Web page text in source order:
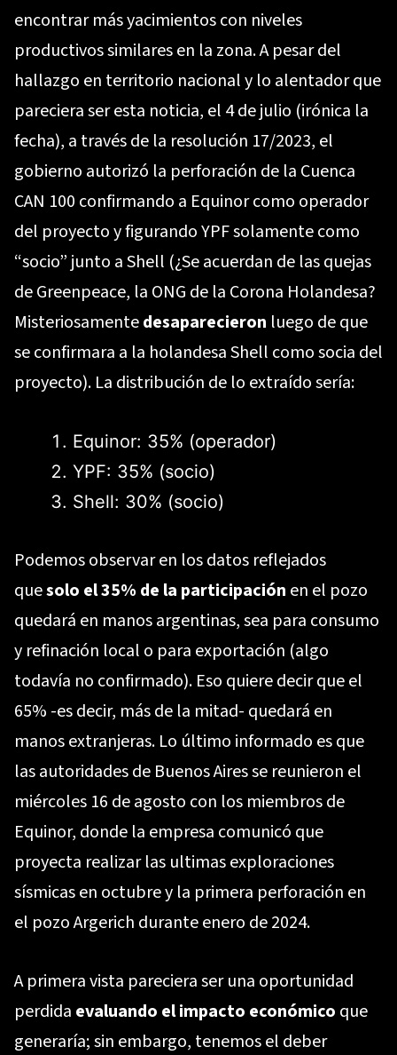
encontrar más yacimientos con niveles
productivos similares en la zona. A pesar del
hallazgo en territorio nacional y lo alentador que
pareciera ser esta noticia, el 4 de julio (irónica la
fecha), a través de la resolución 17/2023, el
gobierno autorizó la perforación de la Cuenca
CAN 100 confirmando a Equinor como operador
del proyecto y figurando YPF solamente como
“socio” junto a Shell (¿Se acuerdan de las quejas
de Greenpeace, la ONG de la Corona Holandesa?
Misteriosamentedesaparecieron luego de que
se confirmara a la holandesa Shell como socia del
proyecto). La distribución de lo extraído sería:
Equinor: 35% (operador)
YPF: 35% (socio)
Shell: 30% (socio)
Podemos observar en los datos reflejados
quesolo el 35% de la participación en el pozo
quedará en manos argentinas, sea para consumo
y refinación local o para exportación (algo
todavía no confirmado). Eso quiere decir que el
65% -es decir, más de la mitad- quedará en
manos extranjeras. Lo último informado es que
las autoridades de Buenos Aires se reunieron el
miércoles 16 de agosto con los miembros de
Equinor, donde la empresa comunicó que
proyecta realizar las ultimas exploraciones
sísmicas en octubre y la primera perforación en
el pozo Argerich durante enero de 2024.
A primera vista pareciera ser una oportunidad
perdida evaluando el impacto económico que
generaría; sin embargo, tenemos el deber